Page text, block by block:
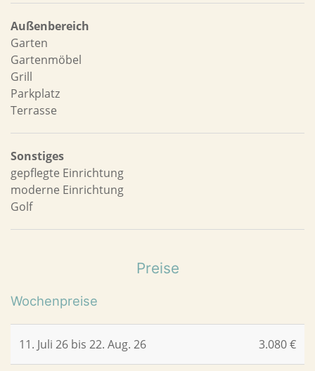
Außenbereich
Garten
Gartenmöbel
Grill
Parkplatz
Terrasse
Sonstiges
gepflegte Einrichtung
moderne Einrichtung
Golf
Preise
Wochenpreise
11. Juli 26 bis 22. Aug. 26 3.080 €